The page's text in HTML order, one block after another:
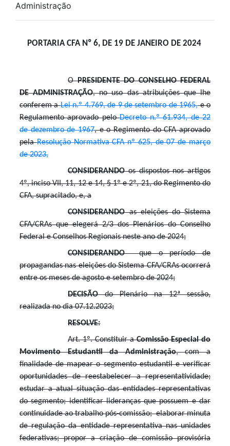
Administração
PORTARIA CFA Nº 6, DE 19 DE JANEIRO DE 2024
OPRESIDENTE DO CONSELHO FEDERAL
DE ADMINISTRAÇÃO, no uso das atribuições que lhe
conferem aLei n.º 4.769, de 9 de setembro de 1965,e o
Regulamento aprovado peloDecreto n.º 61.934, de 22
de dezembro de 1967, e o Regimento do CFA aprovado
pelaResolução Normativa CFA nº 625, de 07 de março
de 2023,
CONSIDERANDOos dispostos nos artigos
4º, inciso VII, 11, 12 e 14,§ 1º e 2º, 21,do Regimento do
CFA, supracitado, e, a
CONSIDERANDOas eleições do Sistema
CFA/CRAs que elegerá 2/3 dos Plenários do Conselho
Federal e Conselhos Regionais neste ano de 2024;
CONSIDERANDOque o período de
propagandas nas eleições do Sistema CFA/CRAs ocorrerá
entre os meses de agosto e setembro de 2024;
DECISÃOdo Plenário na 12ª sessão,
realizada no dia 07.12.2023;
RESOLVE:
Art. 1º. Constituir aComissão Especial do
Movimento Estudantil da Administração, com a
finalidade de mapear o segmento estudantil e verificar
oportunidades de reestabelecer a representatividade;
estudar a atual situação das entidades representativas
do segmento; identificar lideranças que possuem e dar
continuidade ao trabalho pós-comissão; elaborar minuta
de regulação da entidade representativa nas unidades
federativas; propor a criação de comissão provisória